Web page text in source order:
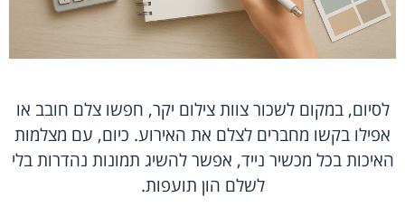
לסיום, במקום לשכור צוות צילום יקר, חפשו צלם חובב או
אפילו בקשו מחברים לצלם את האירוע. כיום, עם מצלמות
האיכות בכל מכשיר נייד, אפשר להשיג תמונות נהדרות בלי
לשלם הון תועפות.